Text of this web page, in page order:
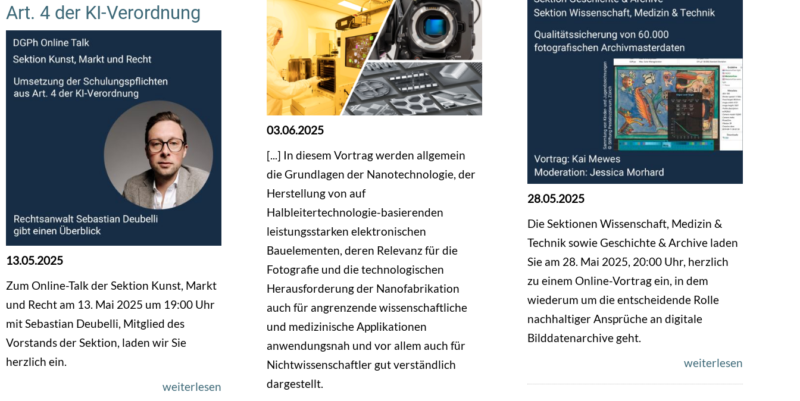
03.06.2025
[...] In diesem Vortrag werden allgemein
die Grundlagen der Nanotechnologie, der
Herstellung von auf
Halbleitertechnologie-basierenden
leistungsstarken elektronischen
Bauelementen, deren Relevanz für die
Fotografie und die technologischen
Herausforderung der Nanofabrikation
auch für angrenzende wissenschaftliche
und medizinische Applikationen
anwendungsnah und vor allem auch für
Nichtwissenschaftler gut verständlich
dargestellt.
28.05.2025
Die Sektionen Wissenschaft, Medizin &
Technik sowie Geschichte & Archive laden
Sie am 28. Mai 2025, 20:00 Uhr, herzlich
zu einem Online-Vortrag ein, in dem
wiederum um die entscheidende Rolle
nachhaltiger Ansprüche an digitale
Bilddatenarchive geht.
weiterlesen
Art. 4 der KI-Verordnung
13.05.2025
Zum Online-Talk der Sektion Kunst, Markt
und Recht am 13. Mai 2025 um 19:00 Uhr
mit Sebastian Deubelli, Mitglied des
Vorstands der Sektion, laden wir Sie
herzlich ein.
weiterlesen